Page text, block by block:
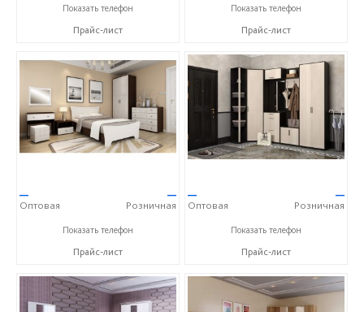
+7 (4752) 56-53-36
Показать телефон
Прайс-лист
+7 (4752) 56-53-36
Показать телефон
Прайс-лист
—
Оптовая
—
Розничная
+7 (4752) 56-53-36
Показать телефон
Прайс-лист
—
Оптовая
—
Розничная
+7 (4752) 56-53-36
Показать телефон
Прайс-лист